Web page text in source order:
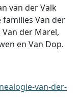
van der Valk
Van der
Van der Marel,
en Van Dop.
van-der-